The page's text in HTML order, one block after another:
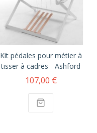
Kit pédales pour métier à
tisser à cadres - Ashford
107,00 €